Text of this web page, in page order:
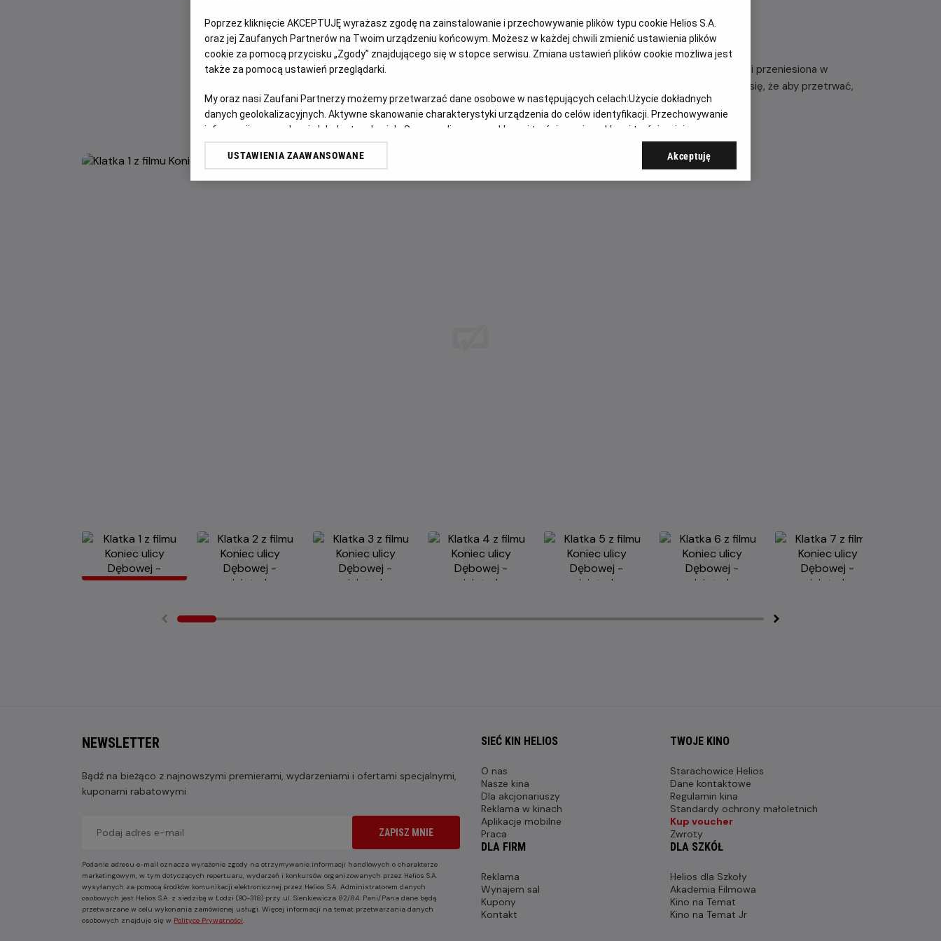
OPIS FILMU
Wskutek tajemniczego wydarzenia ulica Dębowa zostaje oddzielona od przedmieść i przeniesiona w
nieznane miejsce. Tam, w zupełnie obcej okolicy, rodzina Plattów szybko przekonuje się, że ​​aby przetrwać,
musi trzymać się razem.
NEWSLETTER
Bądź na bieżąco z najnowszymi premierami, wydarzeniami i ofertami specjalnymi,
kuponami rabatowymi
ZAPISZ MNIE
Podanie adresu e-mail oznacza wyrażenie zgody na otrzymywanie informacji handlowych o charakterze
marketingowym, w tym dotyczących repertuaru, wydarzeń i konkursów organizowanych przez Helios S.A.
wysyłanych za pomocą środków komunikacji elektronicznej przez Helios S.A. Administratorem danych
osobowych jest Helios S.A. z siedzibą w Łodzi (90-318) przy ul. Sienkiewicza 82/84. Pani/Pana dane będą
przetwarzane w celu wykonania zamówionej usługi. Więcej informacji na temat przetwarzania danych
osobowych znajduje się w Polityce Prywatności.
SIEĆ KIN HELIOS
O nas
Nasze kina
Dla akcjonariuszy
Reklama w kinach
Aplikacje mobilne
Praca
TWOJE KINO
Starachowice Helios
Dane kontaktowe
Regulamin kina
Standardy ochrony małoletnich
Kup voucher
Zwroty
DLA FIRM
Reklama
Wynajem sal
Kupony
Kontakt
DLA SZKÓŁ
Helios dla Szkoły
Akademia Filmowa
Kino na Temat
Kino na Temat Jr
Poprzez kliknięcie AKCEPTUJĘ wyrażasz zgodę na zainstalowanie i przechowywanie plików typu cookie Helios S.A.
oraz jej Zaufanych Partnerów na Twoim urządzeniu końcowym. Możesz w każdej chwili zmienić ustawienia plików
cookie za pomocą przycisku „Zgody” znajdującego się w stopce serwisu. Zmiana ustawień plików cookie możliwa jest
także za pomocą ustawień przeglądarki.
My oraz nasi Zaufani Partnerzy możemy przetwarzać dane osobowe w następujących celach:Użycie dokładnych
danych geolokalizacyjnych. Aktywne skanowanie charakterystyki urządzenia do celów identyfikacji. Przechowywanie
informacji na urządzeniu lub dostęp do nich. Spersonalizowane reklamy i treści, pomiar reklam i treści, opinie
odbiorców i ulepszanie usług.
USTAWIENIA ZAAWANSOWANE Akceptuję